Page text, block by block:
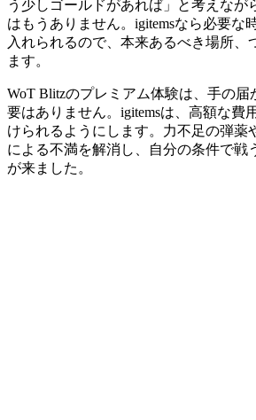
う少しゴールドがあれば」と考えなが
はもうありません。igitemsなら必要な
入れられるので、本来あるべき場所、
ます。
WoT Blitzのプレミアム体験は、手の届
要はありません。igitemsは、高額な費
けられるようにします。力不足の弾薬
による不満を解消し、自分の条件で戦
が来ました。